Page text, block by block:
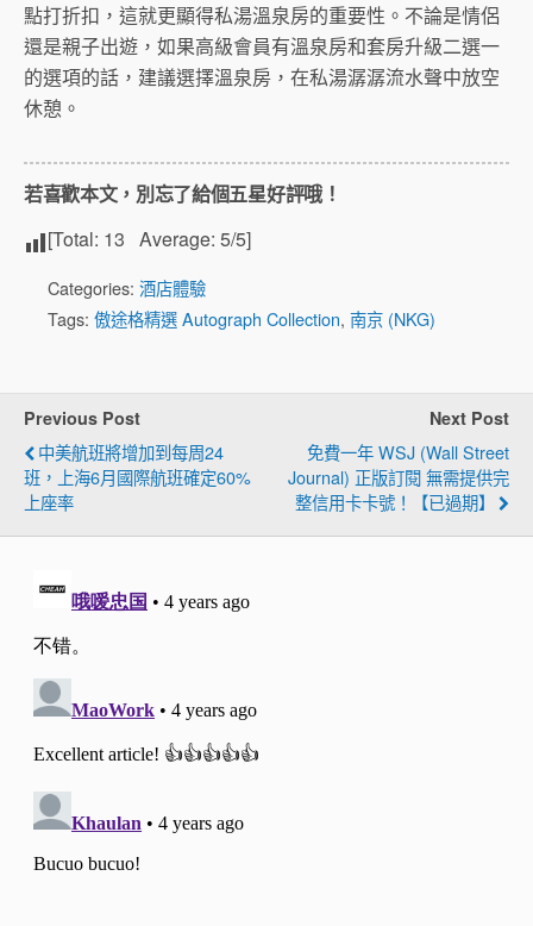
點打折扣，這就更顯得私湯溫泉房的重要性。不論是情侶
還是親子出遊，如果高級會員有溫泉房和套房升級二選一
的選項的話，建議選擇溫泉房，在私湯潺潺流水聲中放空
休憩。
若喜歡本文，別忘了給個五星好評哦！
[Total: 13 Average: 5/5]
Categories: 酒店體驗
Tags: 傲途格精選 Autograph Collection, 南京 (NKG)
Previous Post
中美航班將增加到每周24
班，上海6月國際航班確定60%
上座率
Next Post
免費一年 WSJ (Wall Street
Journal) 正版訂閱 無需提供完
整信用卡卡號！【已過期】